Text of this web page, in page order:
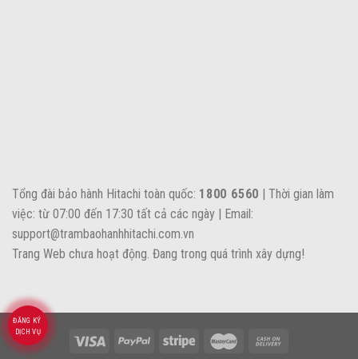
Tổng đài bảo hành Hitachi toàn quốc: 1800 6560 | Thời gian làm
việc: từ 07:00 đến 17:30 tất cả các ngày | Email:
support@trambaohanhhitachi.com.vn
Trang Web chưa hoạt động. Đang trong quá trình xây dựng!
ĐĂNG KÝ
DỊCH VỤ